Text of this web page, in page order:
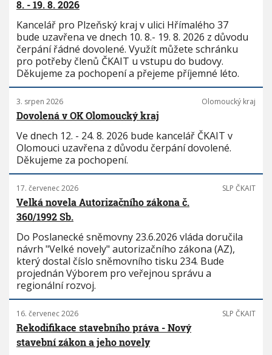
8. - 19. 8. 2026
Kancelář pro Plzeňský kraj v ulici Hřímalého 37
bude uzavřena ve dnech 10. 8.- 19. 8. 2026 z důvodu
čerpání řádné dovolené. Využít můžete schránku
pro potřeby členů ČKAIT u vstupu do budovy.
Děkujeme za pochopení a přejeme příjemné léto.
3. srpen 2026 Olomoucký kraj
Dovolená v OK Olomoucký kraj
Ve dnech 12. - 24. 8. 2026 bude kancelář ČKAIT v
Olomouci uzavřena z důvodu čerpání dovolené.
Děkujeme za pochopení.
17. červenec 2026 SLP ČKAIT
Velká novela Autorizačního zákona č.
360/1992 Sb.
Do Poslanecké sněmovny 23.6.2026 vláda doručila
návrh "Velké novely" autorizačního zákona (AZ),
který dostal číslo sněmovního tisku 234. Bude
projednán Výborem pro veřejnou správu a
regionální rozvoj.
16. červenec 2026 SLP ČKAIT
Rekodifikace stavebního práva - Nový
stavební zákon a jeho novely